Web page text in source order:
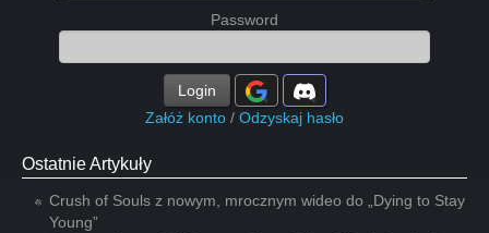
Password
Login
Załóż konto / Odzyskaj hasło
Ostatnie Artykuły
Crush of Souls z nowym, mrocznym wideo do „Dying to Stay
Young”